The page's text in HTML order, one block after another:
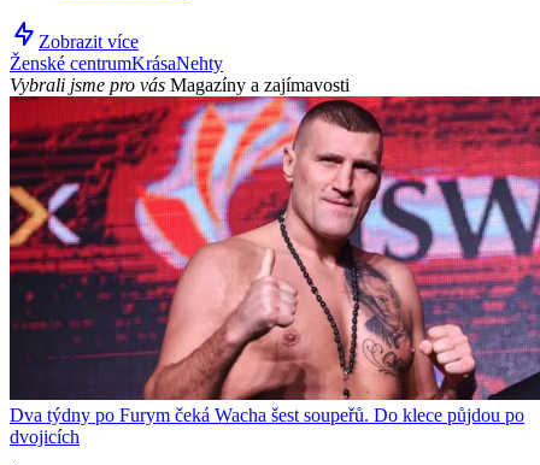
Zobrazit více
Ženské centrumKrásaNehty
Vybrali jsme pro vás Magazíny a zajímavosti
Dva týdny po Furym čeká Wacha šest soupeřů. Do klece půjdou po
dvojicích